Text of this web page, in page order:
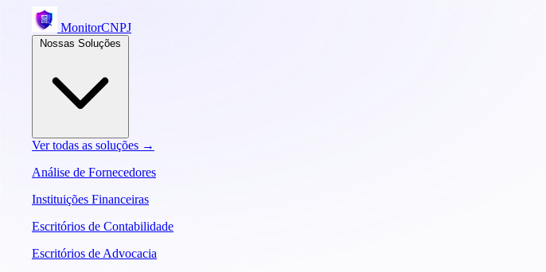
MonitorCNPJ
Ver todas as soluções →
Análise de Fornecedores
Instituições Financeiras
Escritórios de Contabilidade
Escritórios de Advocacia